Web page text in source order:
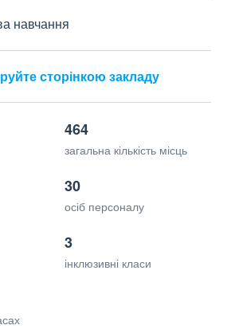
навчання
сторінкою закладу
464
загальна кількість місць
30
осіб персоналу
3
інклюзивні класи